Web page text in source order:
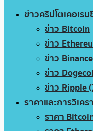
ข่าวคริปโตเคอเรน
ข่าว Bitcoin
ข่าว
ข่าว
ข่าว
ข่าว Ripple
ราคาและการวิเคร
ราคา